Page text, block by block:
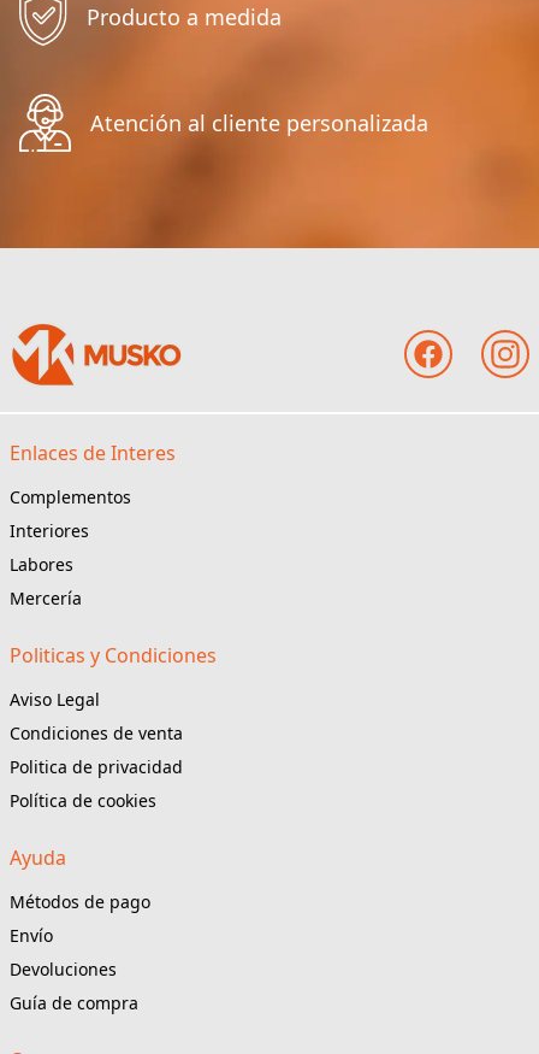
Producto a medida
Atención al cliente personalizada
Enlaces de Interes
Complementos
Interiores
Labores
Mercería
Politicas y Condiciones
Aviso Legal
Condiciones de venta
Politica de privacidad
Política de cookies
Ayuda
Métodos de pago
Envío
Devoluciones
Guía de compra